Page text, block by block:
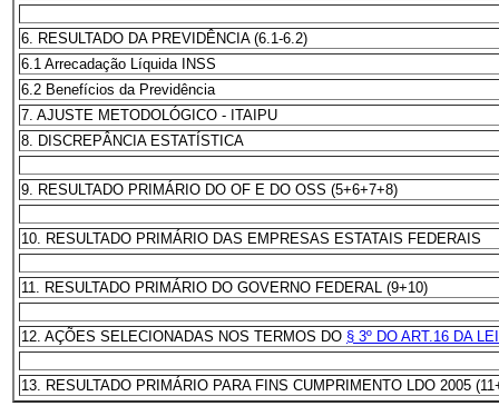
6. RESULTADO DA PREVIDÊNCIA (6.1-6.2)
6.1 Arrecadação Líquida INSS
6.2 Benefícios da Previdência
7. AJUSTE METODOLÓGICO - ITAIPU
8. DISCREPÂNCIA ESTATÍSTICA
9. RESULTADO PRIMÁRIO DO OF E DO OSS (5+6+7+8)
10. RESULTADO PRIMÁRIO DAS EMPRESAS ESTATAIS FEDERAIS
11. RESULTADO PRIMÁRIO DO GOVERNO FEDERAL (9+10)
12. AÇÕES SELECIONADAS NOS TERMOS DO § 3º DO ART.16 DA
13. RESULTADO PRIMÁRIO PARA FINS CUMPRIMENTO LDO 2005